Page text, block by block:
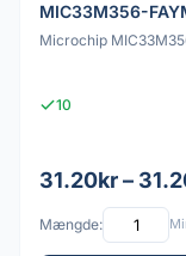
MIC33M356-
Microchip
10
31.20kr –
Mængde: